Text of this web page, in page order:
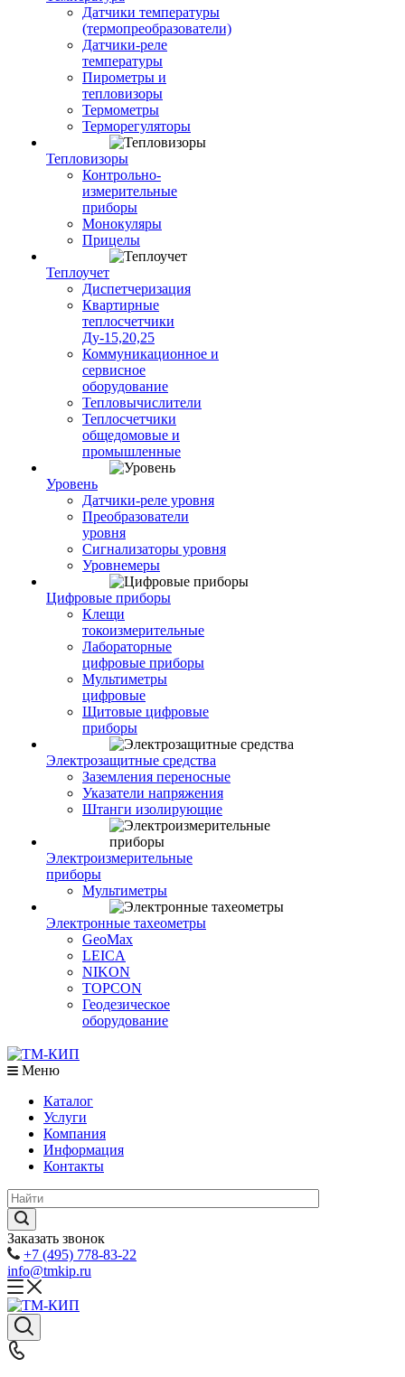
Датчики температуры
(термопреобразователи)
Датчики-реле
температуры
Пирометры и
тепловизоры
Термометры
Терморегуляторы
Тепловизоры
Контрольно-
измерительные
приборы
Монокуляры
Прицелы
Теплоучет
Диспетчеризация
Квартирные
теплосчетчики
Ду-15,20,25
Коммуникационное и
сервисное
оборудование
Тепловычислители
Теплосчетчики
общедомовые и
промышленные
Уровень
Датчики-реле уровня
Преобразователи
уровня
Сигнализаторы уровня
Уровнемеры
Цифровые приборы
Клещи
токоизмерительные
Лабораторные
цифровые приборы
Мультиметры
цифровые
Щитовые цифровые
приборы
Электрозащитные средства
Заземления переносные
Указатели напряжения
Штанги изолирующие
Электроизмерительные
приборы
Мультиметры
Электронные тахеометры
GeoMax
LEICA
NIKON
TOPCON
Геодезическое
оборудование
Меню
Каталог
Услуги
Компания
Информация
Контакты
Заказать звонок
+7 (495) 778-83-22
info@tmkip.ru